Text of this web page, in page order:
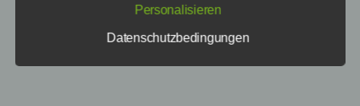
Beitragsautor
VonPaul Stelzer Veröffentlichungsdatum
22. März 2012
Erlass der Datenschutz-Grundverordnung
(DS-GVO) verwendet wurden. Unsere
Datenschutzerklärung soll sowohl für die
Öffentlichkeit als auch für unsere Kunden und
Personalisieren
Datenschutzbedingungen